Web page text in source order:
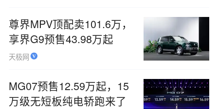
尊界MPV顶配卖101.6万，
享界G9预售43.98万起
天极网
MG07预售12.59万起，15
万级无短板纯电轿跑来了